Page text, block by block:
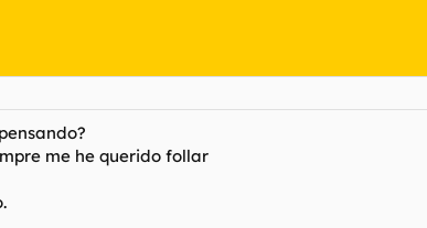
me he querido follar